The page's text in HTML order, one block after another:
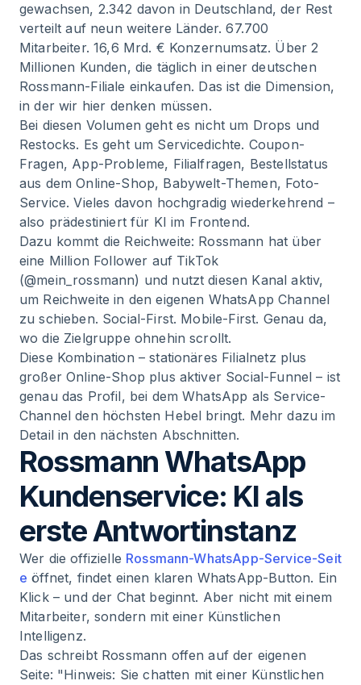
gewachsen, 2.342 davon in Deutschland, der Rest
verteilt auf neun weitere Länder. 67.700
Mitarbeiter. 16,6 Mrd. € Konzernumsatz. Über 2
Millionen Kunden, die täglich in einer deutschen
Rossmann-Filiale einkaufen. Das ist die Dimension,
in der wir hier denken müssen.
Bei diesen Volumen geht es nicht um Drops und
Restocks. Es geht um Servicedichte. Coupon-
Fragen, App-Probleme, Filialfragen, Bestellstatus
aus dem Online-Shop, Babywelt-Themen, Foto-
Service. Vieles davon hochgradig wiederkehrend –
also prädestiniert für KI im Frontend.
Dazu kommt die Reichweite: Rossmann hat über
eine Million Follower auf TikTok
(@mein_rossmann) und nutzt diesen Kanal aktiv,
um Reichweite in den eigenen WhatsApp Channel
zu schieben. Social-First. Mobile-First. Genau da,
wo die Zielgruppe ohnehin scrollt.
Diese Kombination – stationäres Filialnetz plus
großer Online-Shop plus aktiver Social-Funnel – ist
genau das Profil, bei dem WhatsApp als Service-
Channel den höchsten Hebel bringt. Mehr dazu im
Detail in den nächsten Abschnitten.
Rossmann WhatsApp
Kundenservice: KI als
erste Antwortinstanz
Wer die offizielle Rossmann-WhatsApp-Service-Seit
e öffnet, findet einen klaren WhatsApp-Button. Ein
Klick – und der Chat beginnt. Aber nicht mit einem
Mitarbeiter, sondern mit einer Künstlichen
Intelligenz.
Das schreibt Rossmann offen auf der eigenen
Seite: "Hinweis: Sie chatten mit einer Künstlichen